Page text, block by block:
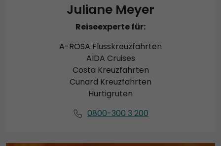
Juliane Meyer
Reiseexperte für:
A-ROSA Flusskreuzfahrten
AIDA Cruises
Costa Kreuzfahrten
Cunard Kreuzfahrten
Hurtigruten
0800-300 3 200